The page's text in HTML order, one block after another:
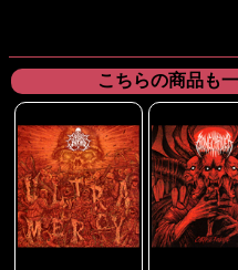
こちらの商品も